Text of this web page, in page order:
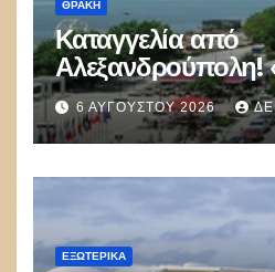
ΘΡΆΚΗ
Καταγγελία από
Αλεξανδρούπολη!
αστυνομικός
και έκανε
πολίτη»
6 ΑΥΓΟΎΣΤΟΥ 2026
ΕΞΩΤΕΡΙΚΑ